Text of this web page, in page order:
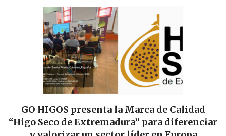
presenta la Marca de Calidad
de Extremadura” para diferenciar
Las
alianza